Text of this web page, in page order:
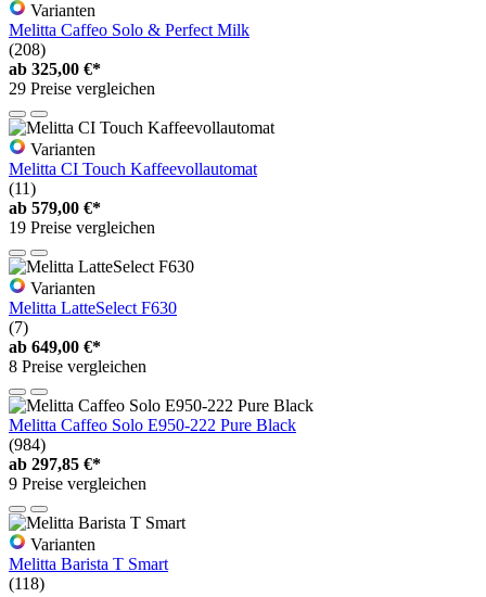
Varianten
Melitta Caffeo Solo & Perfect Milk
(208)
ab 325,00 €*
29 Preise vergleichen
Varianten
Melitta CI Touch Kaffeevollautomat
(11)
ab 579,00 €*
19 Preise vergleichen
Varianten
Melitta LatteSelect F630
(7)
ab 649,00 €*
8 Preise vergleichen
Melitta Caffeo Solo E950-222 Pure Black
(984)
ab 297,85 €*
9 Preise vergleichen
Varianten
Melitta Barista T Smart
(118)